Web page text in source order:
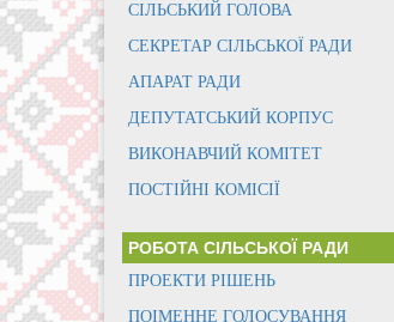
СІЛЬСЬКИЙ ГОЛОВА
СЕКРЕТАР СІЛЬСЬКОЇ РАДИ
АПАРАТ РАДИ
ДЕПУТАТСЬКИЙ КОРПУС
ВИКОНАВЧИЙ КОМІТЕТ
ПОСТІЙНІ КОМІСІЇ
РОБОТА СІЛЬСЬКОЇ РАДИ
ПРОЕКТИ РІШЕНЬ
ПОІМЕННЕ ГОЛОСУВАННЯ